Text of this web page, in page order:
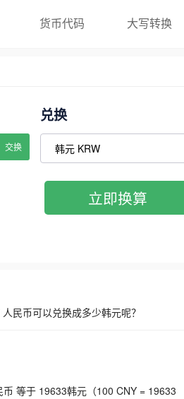
货币代码 大写转换
交换
兑换
立即换算
民币可以兑换成多少韩元呢？
等于 19633韩元（100 CNY = 19633